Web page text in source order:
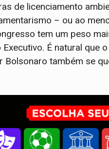
de licenciamento
– ou ao
tem um peso
É natural que
também se